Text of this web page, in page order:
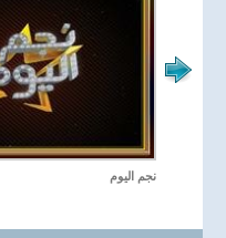
نجم اليوم